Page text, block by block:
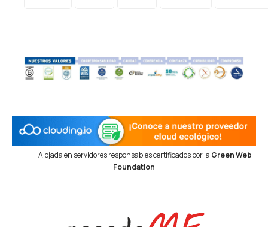
Alojada en servidores responsables certificados por la Green Web
Foundation